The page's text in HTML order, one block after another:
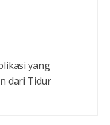
yang
dari Tidur